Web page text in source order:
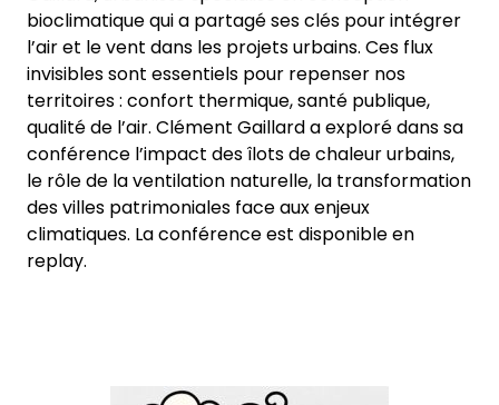
bioclimatique qui a partagé ses clés pour intégrer
l’air et le vent dans les projets urbains. Ces flux
invisibles sont essentiels pour repenser nos
territoires : confort thermique, santé publique,
qualité de l’air. Clément Gaillard a exploré dans sa
conférence l’impact des îlots de chaleur urbains,
le rôle de la ventilation naturelle, la transformation
des villes patrimoniales face aux enjeux
climatiques. La conférence est disponible en
replay.